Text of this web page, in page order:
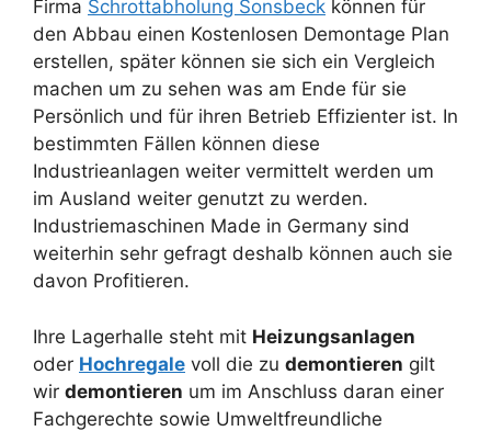
Firma Schrottabholung Sonsbeck können für
den Abbau einen Kostenlosen Demontage Plan
erstellen, später können sie sich ein Vergleich
machen um zu sehen was am Ende für sie
Persönlich und für ihren Betrieb Effizienter ist. In
bestimmten Fällen können diese
Industrieanlagen weiter vermittelt werden um
im Ausland weiter genutzt zu werden.
Industriemaschinen Made in Germany sind
weiterhin sehr gefragt deshalb können auch sie
davon Profitieren.
Ihre Lagerhalle steht mit Heizungsanlagen
oder Hochregale voll die zu demontieren gilt
wir demontieren um im Anschluss daran einer
Fachgerechte sowie Umweltfreundliche